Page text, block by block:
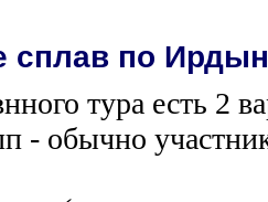
сплав по
тура есть 2
- обычно